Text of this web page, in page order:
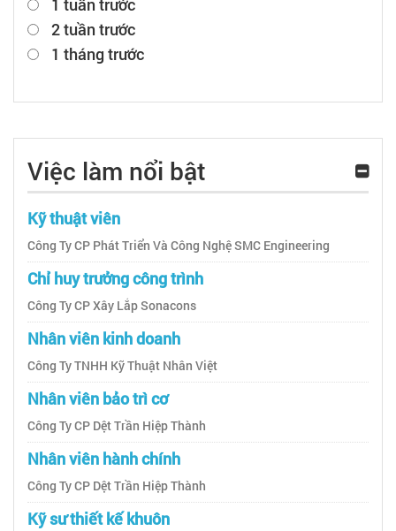
1 tuần trước
2 tuần trước
1 tháng trước
Việc làm nổi bật
Kỹ thuật viên
Công Ty CP Phát Triển Và Công Nghệ SMC Engineering
Chỉ huy trưởng công trình
Công Ty CP Xây Lắp Sonacons
Nhân viên kinh doanh
Công Ty TNHH Kỹ Thuật Nhân Việt
Nhân viên bảo trì cơ
Công Ty CP Dệt Trần Hiệp Thành
Nhân viên hành chính
Công Ty CP Dệt Trần Hiệp Thành
Kỹ sư thiết kế khuôn